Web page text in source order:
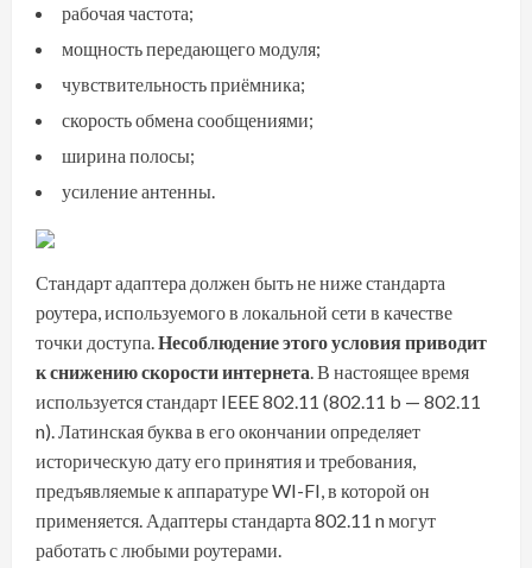
рабочая частота;
мощность передающего модуля;
чувствительность приёмника;
скорость обмена сообщениями;
ширина полосы;
усиление антенны.
Стандарт адаптера должен быть не ниже стандарта
роутера, используемого в локальной сети в качестве
точки доступа.Несоблюдение этого условия приводит
к снижению скорости интернета. В настоящее время
используется стандарт IEEE 802.11 (802.11 b — 802.11
n). Латинская буква в его окончании определяет
историческую дату его принятия и требования,
предъявляемые к аппаратуре WI-FI, в которой он
применяется. Адаптеры стандарта 802.11 n могут
работать с любыми роутерами.